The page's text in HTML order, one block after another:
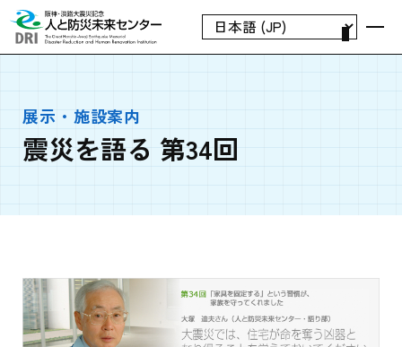
展示・施設案内
震災を語る 第34回